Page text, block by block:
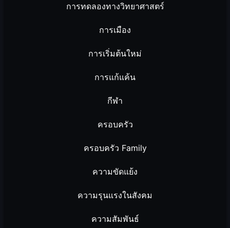
การทดลองทางวิทยาศาสตร์
การเมือง
การเริ่มต้นใหม่
การแก้แค้น
กีฬา
ครอบครัว
ครอบครัว Family
ความขัดแย้ง
ความรุนแรงในสังคม
ความสัมพันธ์